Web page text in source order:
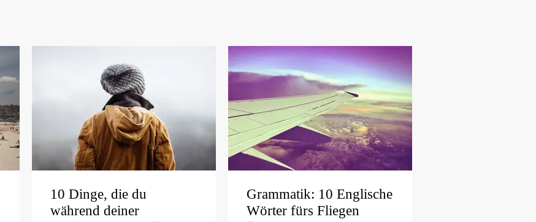
10 Dinge, die du
während deiner
Grammatik: 10 Englische
Wörter fürs Fliegen